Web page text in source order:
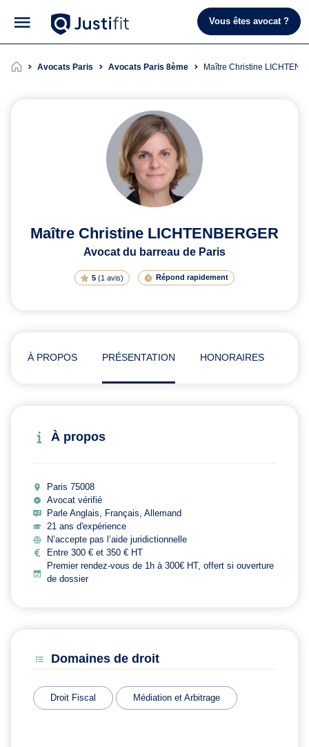
Vous êtes avocat ?
Avocats Paris Avocats Paris 8ème Maître Christine
Maître Christine LICHTENBERGER
Avocat du barreau de Paris
5(1 avis) Répond rapidement
À PROPOS PRÉSENTATION HONORAIRES
À propos
Paris 75008
Avocat vérifié
Parle Anglais, Français, Allemand
21 ans d'expérience
N’accepte pas l’aide juridictionnelle
Entre 300 € et 350 € HT
Premier rendez-vous de 1h à 300€ HT, offert si ouverture
de dossier
Domaines de droit
Droit Fiscal Médiation et Arbitrage